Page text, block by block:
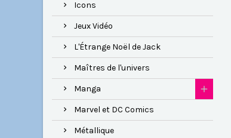
Icons
Jeux Vidéo
L'Étrange Noël de Jack
Maîtres de l'univers
Manga
Marvel et DC Comics
Métallique